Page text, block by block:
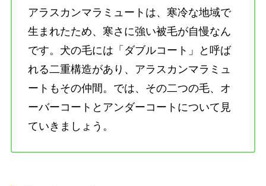
アラスカンマラミュートは、寒冷な地域で
生まれたため、寒さに強い被毛が自慢なん
です。犬の毛には「ダブルコート」と呼ば
れる二重構造があり、アラスカンマラミュ
ートもその仲間。では、その二つの毛、オ
ーバーコートとアンダーコートについて見
ていきましょう。